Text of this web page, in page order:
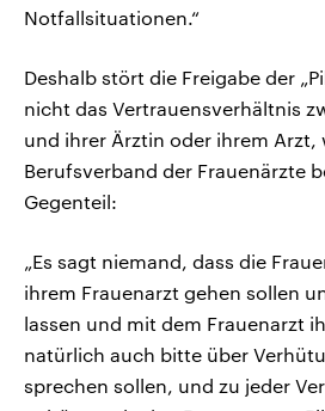
Notfallsituationen.“
Deshalb stört die Freigabe der
nicht das Vertrauensverhältnis
und ihrer Ärztin oder ihrem Arzt,
Berufsverband der Frauenärzte
Gegenteil:
„Es sagt niemand, dass die
ihrem Frauenarzt gehen sollen
lassen und mit dem Frauenarzt
natürlich auch bitte über
sprechen sollen, und zu jeder